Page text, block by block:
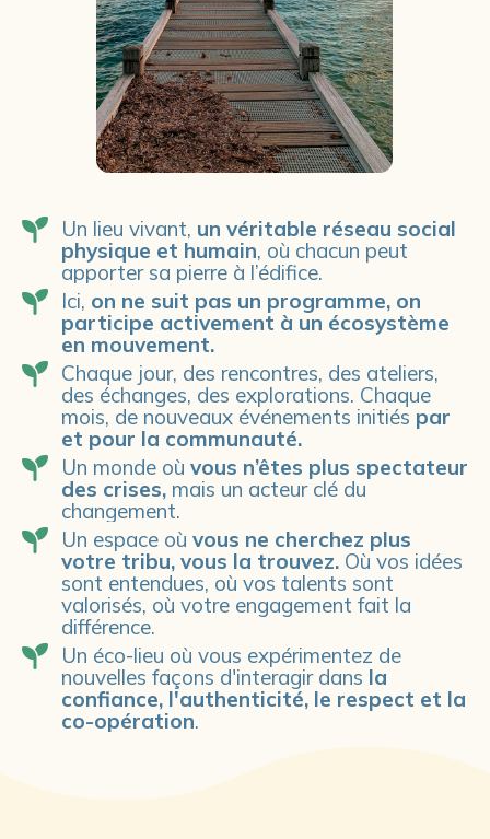
Un lieu vivant, un véritable réseau social
physique et humain, où chacun peut
apporter sa pierre à l’édifice.
Ici, on ne suit pas un programme, on
participe activement à un écosystème
en mouvement.
Chaque jour, des rencontres, des ateliers,
des échanges, des explorations. Chaque
mois, de nouveaux événements initiés par
et pour la communauté.
Un monde où vous n’êtes plus spectateur
des crises, mais un acteur clé du
changement.
Un espace où vous ne cherchez plus
votre tribu, vous la trouvez. Où vos idées
sont entendues, où vos talents sont
valorisés, où votre engagement fait la
différence.
Un éco-lieu où vous expérimentez de
nouvelles façons d'interagir dans la
confiance, l'authenticité, le respect et la
co-opération.